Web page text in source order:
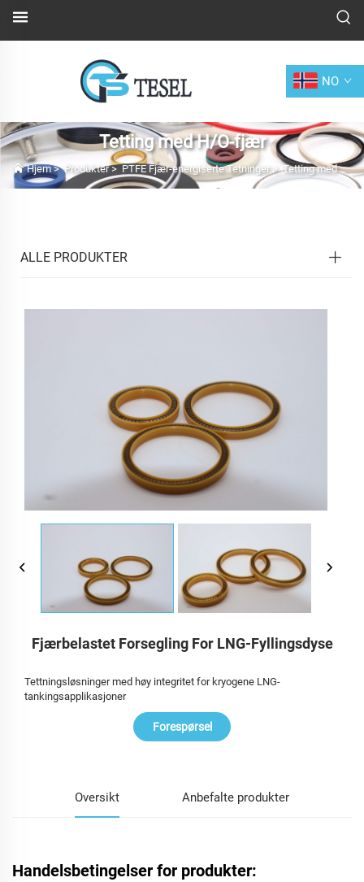
NO
Tetting med H/O-fjær
Hjem>Produkter> PTFE Fjær-energiserte Tetninger>Tetting med H/O-fjær
ALLE PRODUKTER
Fjærbelastet Forsegling For LNG-Fyllingsdyse
Tettningsløsninger med høy integritet for kryogene LNG-
tankingsapplikasjoner
Forespørsel
Oversikt Anbefalte produkter
Handelsbetingelser for produkter: